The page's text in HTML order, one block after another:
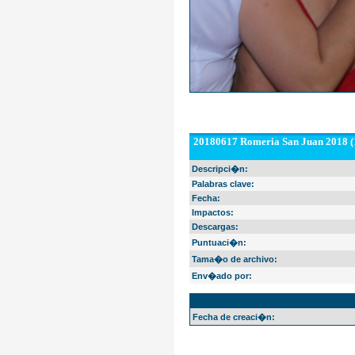
20180617 Romeria San Juan 2018
Descripci�n:
Palabras clave:
Fecha:
Impactos:
Descargas:
Puntuaci�n:
Tama�o de archivo:
Env�ado por:
Fecha de creaci�n: